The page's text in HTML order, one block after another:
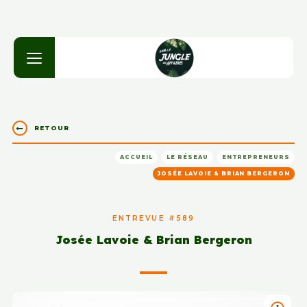
RETOUR
ACCUEIL LE RÉSEAU ENTREPRENEURS
JOSÉE LAVOIE & BRIAN BERGERON
ENTREVUE #589
Josée Lavoie & Brian Bergeron